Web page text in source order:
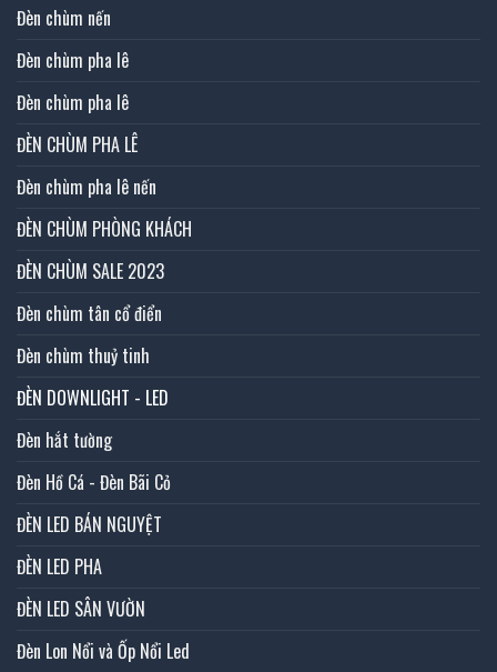
Đèn chùm nến
Đèn chùm pha lê
Đèn chùm pha lê
ĐÈN CHÙM PHA LÊ
Đèn chùm pha lê nến
ĐÈN CHÙM PHÒNG KHÁCH
ĐÈN CHÙM SALE 2023
Đèn chùm tân cổ điển
Đèn chùm thuỷ tinh
ĐÈN DOWNLIGHT - LED
Đèn hắt tường
Đèn Hồ Cá - Đèn Bãi Cỏ
ĐÈN LED BÁN NGUYỆT
ĐÈN LED PHA
ĐÈN LED SÂN VƯỜN
Đèn Lon Nổi và Ốp Nổi Led